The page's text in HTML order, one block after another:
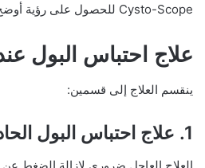
Cysto-Scope للحصول على رؤية أوضح للداخل.
علاج احتباس البول
ينقسم العلاج إلى قسمين:
1. علاج احتباس البول الحاد
العلاج العاجل ضروري لإزالة الضغط عن